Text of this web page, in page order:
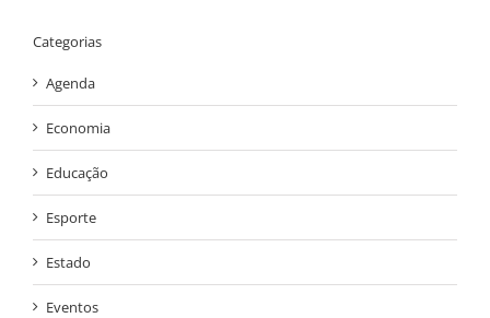
Categorias
Agenda
Economia
Educação
Esporte
Estado
Eventos